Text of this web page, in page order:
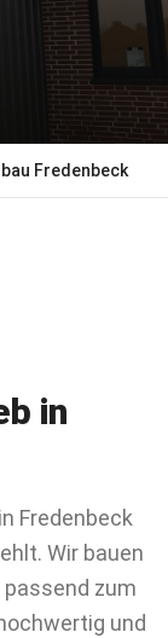
Fredenbeck
in
Fredenbeck
Wir bauen
zum
und